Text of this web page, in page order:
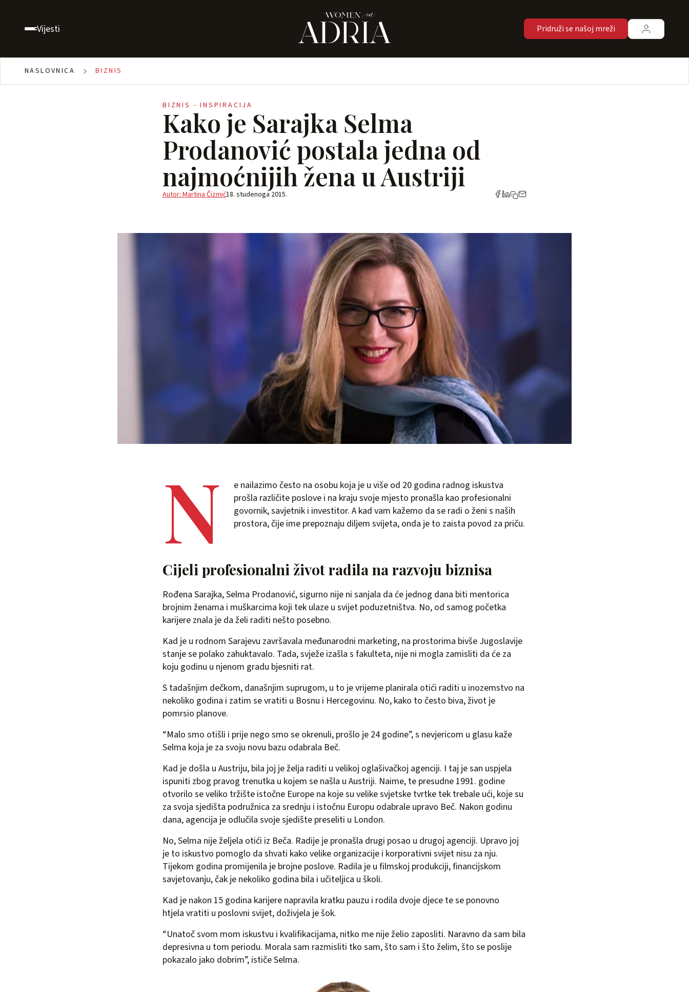
Vijesti Pridruži se našoj mreži
NASLOVNICA BIZNIS
BIZNIS - INSPIRACIJA
Kako je Sarajka Selma
Prodanović postala jedna od
najmoćnijih žena u Austriji
Autor: Martina Čizmić18. studenoga 2015.
N
e nailazimo često na osobu koja je u više od 20 godina radnog iskustva
prošla različite poslove i na kraju svoje mjesto pronašla kao profesionalni
govornik, savjetnik i investitor. A kad vam kažemo da se radi o ženi s naših
prostora, čije ime prepoznaju diljem svijeta, onda je to zaista povod za priču.
Cijeli profesionalni život radila na razvoju biznisa
Rođena Sarajka, Selma Prodanović, sigurno nije ni sanjala da će jednog dana biti mentorica
brojnim ženama i muškarcima koji tek ulaze u svijet poduzetništva. No, od samog početka
karijere znala je da želi raditi nešto posebno.
Kad je u rodnom Sarajevu završavala međunarodni marketing, na prostorima bivše Jugoslavije
stanje se polako zahuktavalo. Tada, svježe izašla s fakulteta, nije ni mogla zamisliti da će za
koju godinu u njenom gradu bjesniti rat.
S tadašnjim dečkom, današnjim suprugom, u to je vrijeme planirala otići raditi u inozemstvo na
nekoliko godina i zatim se vratiti u Bosnu i Hercegovinu. No, kako to često biva, život je
pomrsio planove.
“Malo smo otišli i prije nego smo se okrenuli, prošlo je 24 godine”, s nevjericom u glasu kaže
Selma koja je za svoju novu bazu odabrala Beč.
Kad je došla u Austriju, bila joj je želja raditi u velikoj oglašivačkoj agenciji. I taj je san uspjela
ispuniti zbog pravog trenutka u kojem se našla u Austriji. Naime, te presudne 1991. godine
otvorilo se veliko tržište istočne Europe na koje su velike svjetske tvrtke tek trebale ući, koje su
za svoja sjedišta podružnica za srednju i istočnu Europu odabrale upravo Beč. Nakon godinu
dana, agencija je odlučila svoje sjedište preseliti u London.
No, Selma nije željela otići iz Beča. Radije je pronašla drugi posao u drugoj agenciji. Upravo joj
je to iskustvo pomoglo da shvati kako velike organizacije i korporativni svijet nisu za nju.
Tijekom godina promijenila je brojne poslove. Radila je u filmskoj produkciji, financijskom
savjetovanju, čak je nekoliko godina bila i učiteljica u školi.
Kad je nakon 15 godina karijere napravila kratku pauzu i rodila dvoje djece te se ponovno
htjela vratiti u poslovni svijet, doživjela je šok.
“Unatoč svom mom iskustvu i kvalifikacijama, nitko me nije želio zaposliti. Naravno da sam bila
depresivna u tom periodu. Morala sam razmisliti tko sam, što sam i što želim, što se poslije
pokazalo jako dobrim”, ističe Selma.